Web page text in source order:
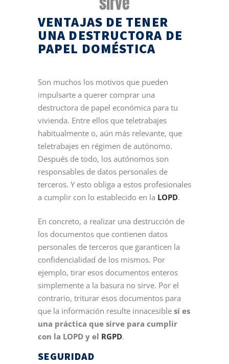
VENTAJAS DE TENER
UNA DESTRUCTORA DE
PAPEL DOMÉSTICA
Son muchos los motivos que pueden
impulsarte a querer comprar una
destructora de papel económica para tu
vivienda. Entre ellos que teletrabajes
habitualmente o, aún más relevante, que
teletrabajes en régimen de autónomo.
Después de todo, los autónomos son
responsables de datos personales de
terceros. Y esto obliga a estos profesionales
a cumplir con lo establecido en la LOPD.
En concreto, a realizar una destrucción de
los documentos que contienen datos
personales de terceros que garanticen la
confidencialidad de los mismos. Por
ejemplo, tirar esos documentos enteros
simplemente a la basura no sirve. Por el
contrario, triturar esos documentos para
que la información resulte innacesible sí es
una práctica que sirve para cumplir
con la LOPD y el RGPD.
SEGURIDAD